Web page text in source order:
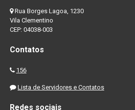
Rua Borges Lagoa, 1230
Vila Clementino
CEP: 04038-003
Contatos
156
Lista de Servidores e Contatos
Redes sociais